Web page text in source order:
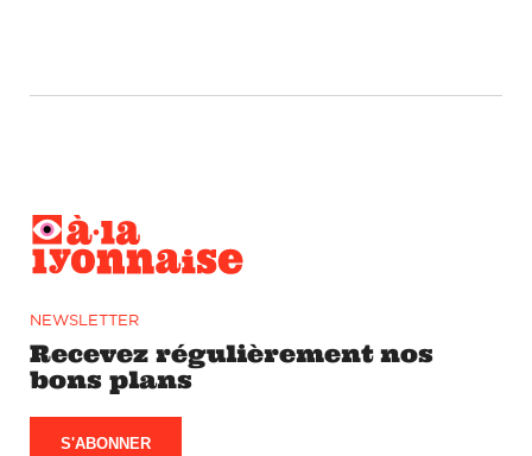
NEWSLETTER
Recevez régulièrement nos
bons plans
S'ABONNER